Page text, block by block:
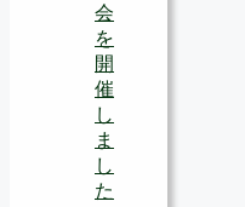
会
を
開
催
し
ま
し
た